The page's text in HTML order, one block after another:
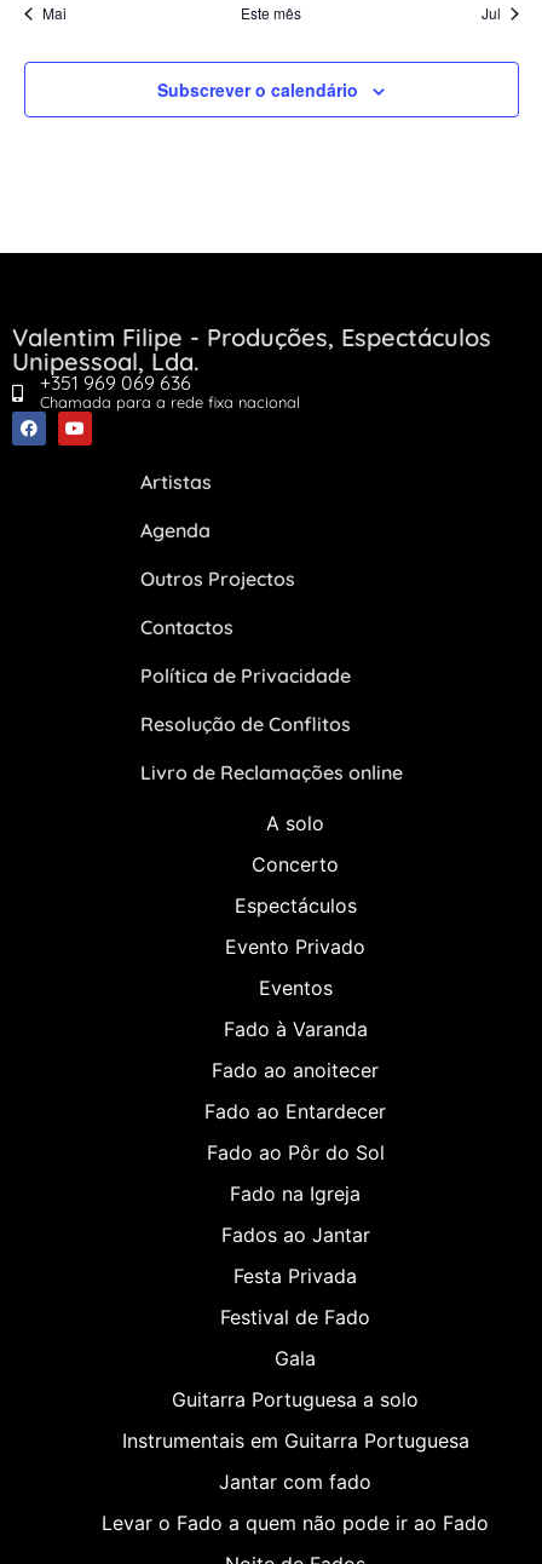
Mai Este mês Jul
Subscrever o calendário
Valentim Filipe - Produções, Espectáculos
Unipessoal, Lda.
+351 969 069 636
Chamada para a rede fixa nacional
Artistas
Agenda
Outros Projectos
Contactos
Política de Privacidade
Resolução de Conflitos
Livro de Reclamações online
A solo
Concerto
Espectáculos
Evento Privado
Eventos
Fado à Varanda
Fado ao anoitecer
Fado ao Entardecer
Fado ao Pôr do Sol
Fado na Igreja
Fados ao Jantar
Festa Privada
Festival de Fado
Gala
Guitarra Portuguesa a solo
Instrumentais em Guitarra Portuguesa
Jantar com fado
Levar o Fado a quem não pode ir ao Fado